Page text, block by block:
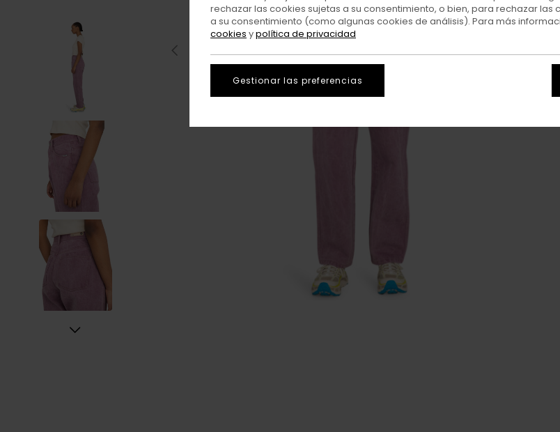
rechazar las cookies sujetas a su consentimiento, o bien, para rechazar las
a su consentimiento (como algunas cookies de análisis). Para más
cookies ypolítica de privacidad
Gestionar las preferencias